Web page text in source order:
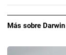
Más sobre